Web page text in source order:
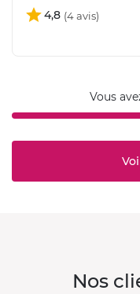
4,8
Vous
Nos